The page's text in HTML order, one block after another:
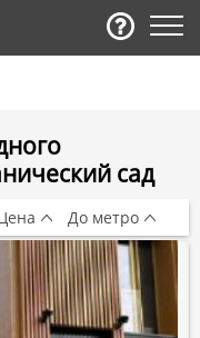
сад
До метро